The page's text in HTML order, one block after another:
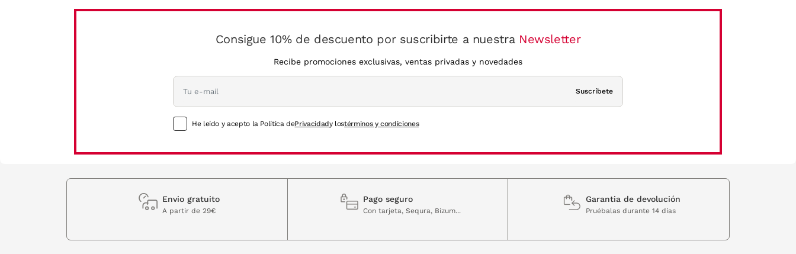
Consigue 10% de descuento por suscribirte a nuestra Newsletter
Recibe promociones exclusivas, ventas privadas y novedades
Suscríbete
He leído y acepto la Política dePrivacidady lostérminos y condiciones
Envio gratuito
A partir de 29€
Pago seguro
Con tarjeta, Sequra, Bizum...
Garantia de devolución
Pruébalas durante 14 días